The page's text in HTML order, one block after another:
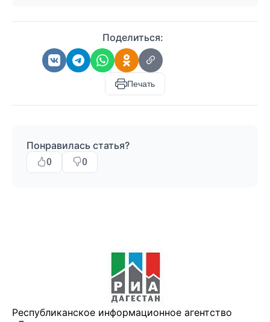
Поделиться:
Печать
Понравилась статья?
0 0
Республиканское информационное агентство